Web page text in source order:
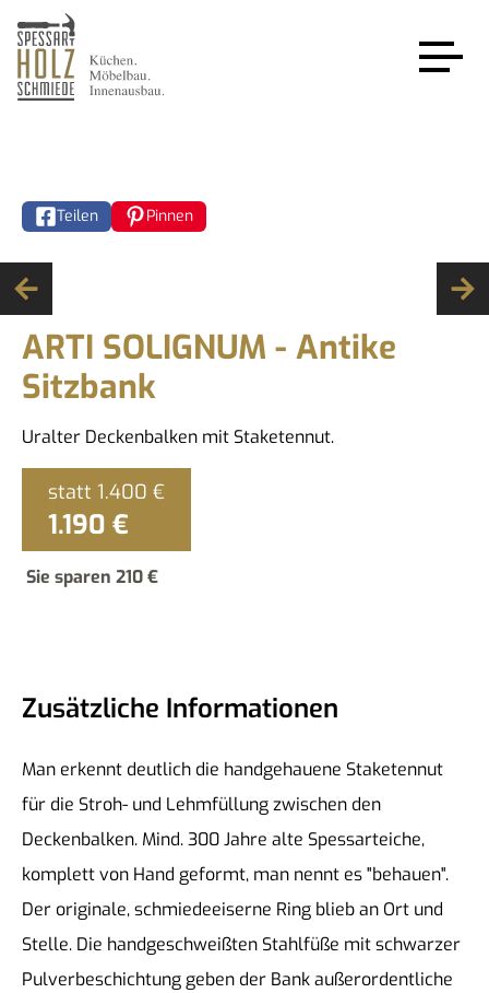
MÖBELBAU
Sale %
Über uns
Stellenanzeigen
Teilen Pinnen
ARTI SOLIGNUM - Antike
Sitzbank
Uralter Deckenbalken mit Staketennut.
statt 1.400 €
1.190 €
Sie sparen 210 €
Zusätzliche Informationen
Man erkennt deutlich die handgehauene Staketennut
für die Stroh- und Lehmfüllung zwischen den
Deckenbalken. Mind. 300 Jahre alte Spessarteiche,
komplett von Hand geformt, man nennt es "behauen".
Der originale, schmiedeeiserne Ring blieb an Ort und
Stelle. Die handgeschweißten Stahlfüße mit schwarzer
Pulverbeschichtung geben der Bank außerordentliche